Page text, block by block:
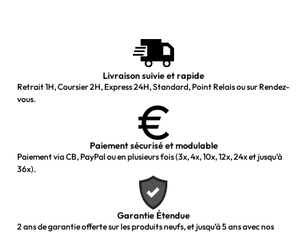
Livraison suivie et rapide
Retrait 1H, Coursier 2H, Express 24H, Standard, Point Relais ou sur Rendez-
vous.
Paiement sécurisé et modulable
Paiement via CB, PayPal ou en plusieurs fois (3x, 4x, 10x, 12x, 24x et jusqu’à
36x).
Garantie Étendue
2 ans de garantie offerte sur les produits neufs, et jusqu’à 5 ans avec nos